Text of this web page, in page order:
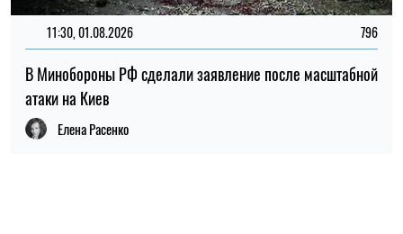
11:30, 01.08.2026 796
В Минобороны РФ сделали заявление после масштабной
атаки на Киев
Елена Расенко